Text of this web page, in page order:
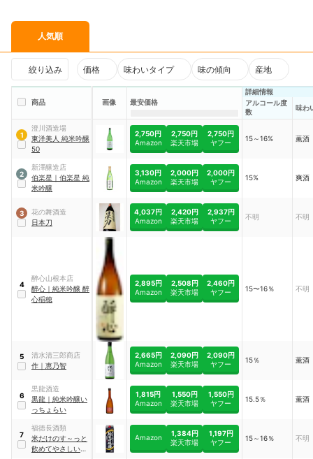
人気順
絞り込み 価格 味わいタイプ 味の傾向 産地
商品 画像 最安価格
詳細情報
アルコール度
数
味わ
1
澄川酒造場
東洋美人 純米吟醸
50
2,750円
Amazon
2,750円
楽天市場
2,750円
ヤフー
15～16% 薫酒
2
新澤醸造店
伯楽星 ｜ 伯楽星 純
米吟醸
3,130円
Amazon
2,000円
楽天市場
2,000円
ヤフー
15% 爽酒
3
花の舞酒造
日本刀
4,037円
Amazon
2,420円
楽天市場
2,937円
ヤフー
不明 不明
4
醉心山根本店
醉心 ｜ 純米吟醸 醉
心稲穂
2,895円
Amazon
2,508円
楽天市場
2,460円
ヤフー
15〜16％ 不明
5
清水清三郎商店
作 ｜ 恵乃智
2,665円
Amazon
2,090円
楽天市場
2,090円
ヤフー
15％ 薫酒
6
黒龍酒造
黒龍 ｜ 純米吟醸い
っちょらい
1,815円
Amazon
1,550円
楽天市場
1,550円
ヤフー
15.5％ 薫酒
7
福徳長酒類
米だけのす～っと
飲めてやさしいお
Amazon
1,384円
楽天市場
1,197円
ヤフー
15～16％ 不明